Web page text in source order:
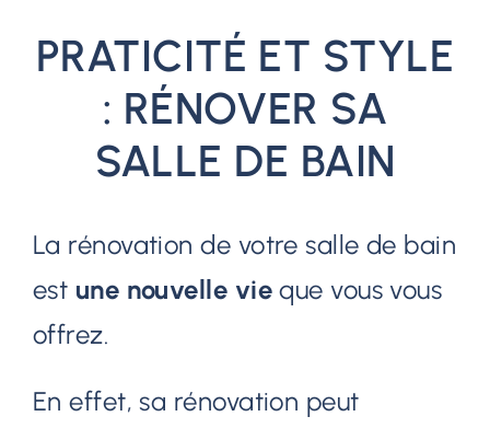
Actualités
PRATICITÉ ET STYLE
: RÉNOVER SA
SALLE DE BAIN
La rénovation de votre salle de bain
est une nouvelle vie que vous vous
offrez.
En effet, sa rénovation peut